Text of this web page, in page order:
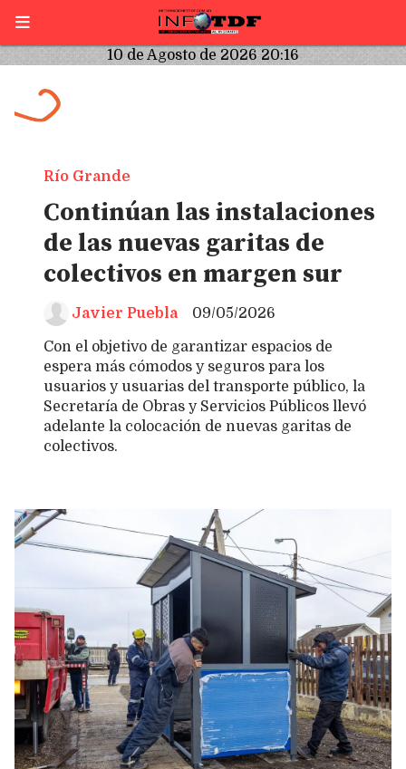
10 de Agosto de 2026 20:16
Continúan las instalaciones
de las nuevas garitas de
colectivos en margen sur
Con el objetivo de garantizar espacios de
espera más cómodos y seguros para los
usuarios y usuarias del transporte público, la
Secretaría de Obras y Servicios Públicos llevó
adelante la colocación de nuevas garitas de
colectivos.
Río Grande
09/05/2026
Javier Puebla